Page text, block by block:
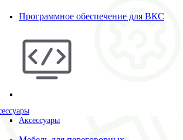
Программное обеспечение для ВКС
Аксессуары